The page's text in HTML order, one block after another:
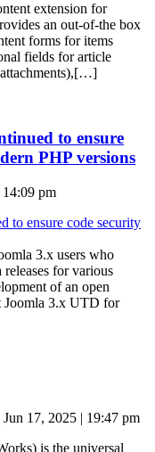
extension for
an out-of-the box
forms for items
fields for article
attachments),[…]
to ensure
PHP versions
pm
3.x users who
for various
of an open
Joomla 3.x UTD for
Jun 17, 2025 | 19:47 pm
is the universal